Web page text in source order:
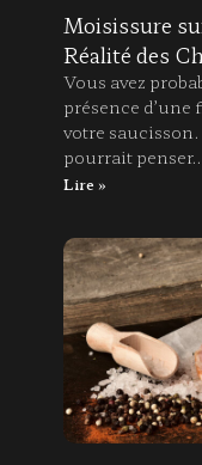
Moisissure
Réalité des
Vous avez
présence
votre
pourrait
Lire »